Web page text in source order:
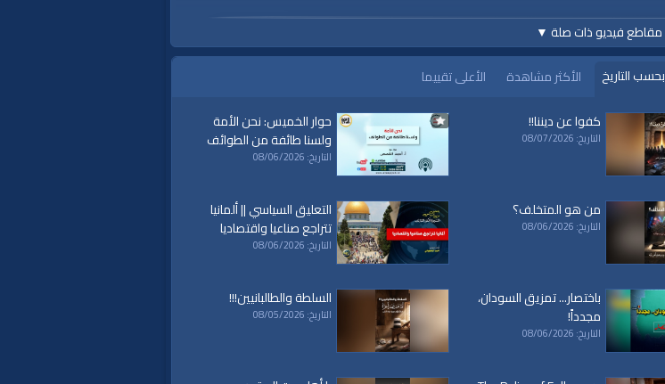
مقاطع فيديو ذات صلة ▼
بحسب التاريخ الأكثر مشاهدة
الأعلى تقييما
كفوا عن ديننا!!
التاريخ: 08/07/2026
حوار الخميس: نحن الأمة
ولسنا طائفة من الطوائف
التاريخ: 08/06/2026
من هو المتخلف؟
التاريخ: 08/06/2026
التعليق السياسي || ألمانيا
تتراجع صناعيا واقتصاديا
التاريخ: 08/06/2026
باختصار... تمزيق السودان،
مجدداً!
التاريخ: 08/06/2026
السلطة والطالبانيين!!!
التاريخ: 08/05/2026